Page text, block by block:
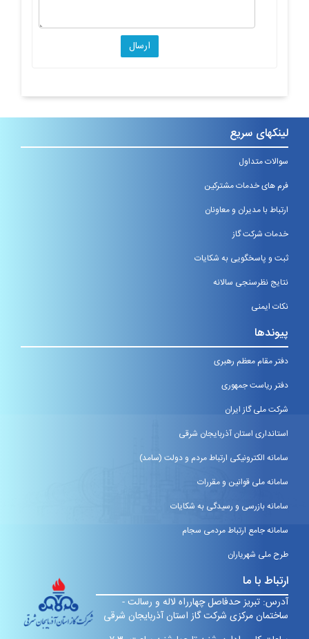
لینکهای سریع
سوالات متداول
فرم های خدمات مشترکین
ارتباط با مدیران و معاونان
خدمات شرکت گاز
ثبت و پاسخگویی به شکایات
نتایج نظرسنجی سالانه
نکات ایمنی
پیوندها
دفتر مقام معظم رهبری
دفتر ریاست جمهوری
شرکت ملی گاز ایران
استانداری استان آذربایجان شرقی
سامانه الکترونیکی ارتباط مردم و دولت (سامد)
سامانه ملی قوانین و مقررات
سامانه بازرسی و رسیدگی به شکایات
سامانه جامع ارتباط مردمی سجام
طرح ملی شهریاران
ارتباط با ما
آدرس: تبریز حدفاصل چهارراه لاله و رسالت -
ساختمان مرکزی شرکت گاز استان آذربایجان شرقی